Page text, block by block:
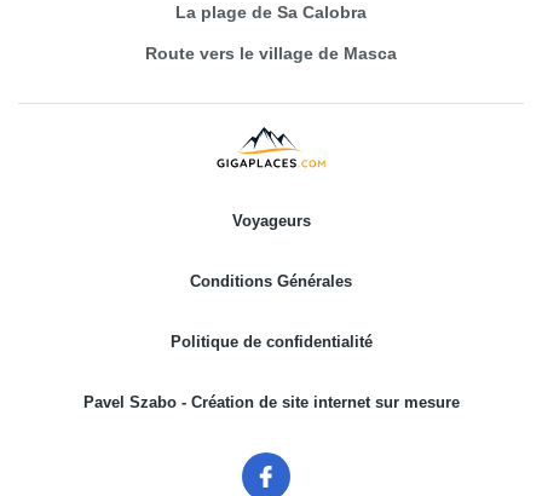
La plage de Sa Calobra
Route vers le village de Masca
Voyageurs
Conditions Générales
Politique de confidentialité
Pavel Szabo - Création de site internet sur mesure